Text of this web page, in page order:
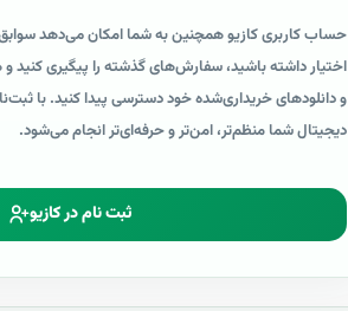
حساب کاربری کازیو همچنین به شما امکان می‌دهد
اختیار داشته باشید، سفارش‌های گذشته را پیگیری کنید و
و دانلودهای خریداری‌شده خود دسترسی پیدا کنید. با
دیجیتال شما منظم‌تر، امن‌تر و حرفه‌ای‌تر انجام می‌شود.
ثبت نام در کازیو